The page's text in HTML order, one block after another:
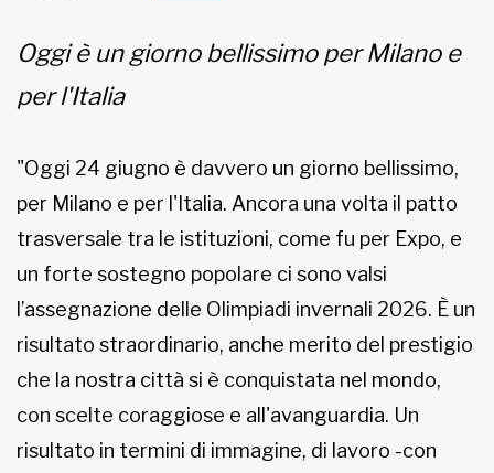
RUBRICHE
Inviateci le vostre segnalazioni
Iscriviti alla newsletter
www.viveremilano.info
Fondato e diretto da Enzo De
EDB edizioni - Via Brivio angolo C.
Imbonati, 89 20159 Milano (Italia)
Informativa sulla privacy
Oggi è un giorno bellissimo per Milano e
per l'Italia
"Oggi 24 giugno è davvero un giorno bellissimo,
per Milano e per l'Italia. Ancora una volta il patto
trasversale tra le istituzioni, come fu per Expo, e
un forte sostegno popolare ci sono valsi
l’assegnazione delle Olimpiadi invernali 2026. È un
risultato straordinario, anche merito del prestigio
che la nostra città si è conquistata nel mondo,
con scelte coraggiose e all'avanguardia. Un
risultato in termini di immagine, di lavoro -con